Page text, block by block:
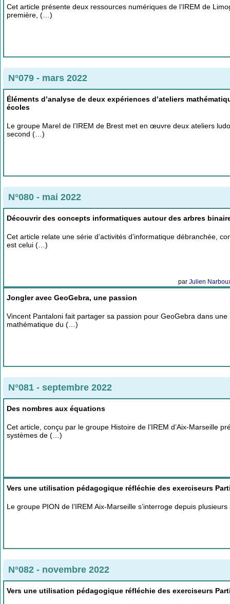
Cet article présente deux ressources numériques de l’IREM de
première, (…)
N°079 - mars 2022
Éléments d’analyse de deux expériences d’ateliers
écoles
Le groupe Marel de l’IREM de Brest met en œuvre deux ateliers
second (…)
N°080 - mai 2022
Découvrir des concepts informatiques autour des arbres
Cet article relate une série d’activités d’informatique débranchée,
est celui (…)
par Julien
Jongler avec GeoGebra, une passion
Vincent Pantaloni fait partager sa passion pour GeoGebra dans
mathématique du (…)
N°081 - septembre 2022
Des nombres aux équations
Cet article, conçu par le groupe Histoire de l’IREM d’Aix-Marseille
systèmes de (…)
Vers une utilisation pédagogique réfléchie des exerciseurs
Le groupe PION de l’IREM Aix-Marseille s’interroge depuis
N°082 - novembre 2022
Vers une utilisation pédagogique réfléchie des exerciseurs